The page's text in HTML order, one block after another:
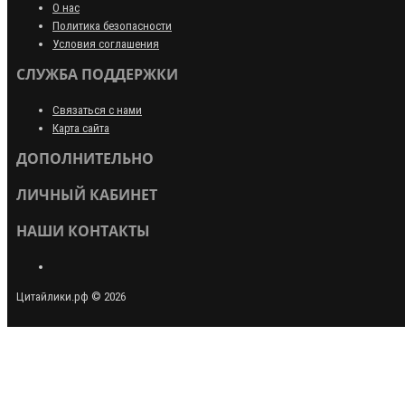
О нас
Политика безопасности
Условия соглашения
СЛУЖБА ПОДДЕРЖКИ
Связаться с нами
Карта сайта
ДОПОЛНИТЕЛЬНО
ЛИЧНЫЙ КАБИНЕТ
НАШИ КОНТАКТЫ
Цитайлики.рф © 2026